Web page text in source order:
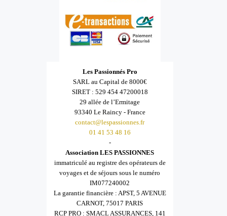
Les Passionnés Pro
SARL au Capital de 8000€
SIRET : 529 454 47200018
29 allée de l’Ermitage
93340 Le Raincy - France
contact@lespassionnes.fr
01 41 53 48 16
-
Association LES PASSIONNES
immatriculé au registre des opérateurs de
voyages et de séjours sous le numéro
IM077240002
La garantie financière : APST, 5 AVENUE
CARNOT, 75017 PARIS
RCP PRO : SMACL ASSURANCES, 141